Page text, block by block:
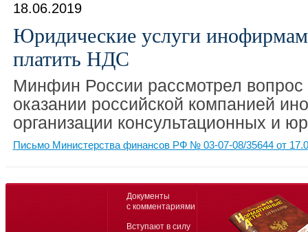
18.06.2019
Юридические услуги
платить НДС
Минфин России рассмотрел
оказании российской компанией
организации консультационных и
Письмо Министерства финансов РФ № 03-07-08/35644 от
Документы
с комментариями
Вступают в силу